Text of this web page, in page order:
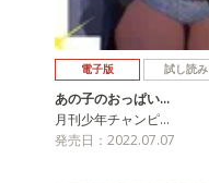
電子版 試し読み
あの子のおっぱい…
月刊少年チャンピ…
発売日：2022.07.07